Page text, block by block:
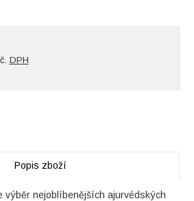
DPH
Popis zboží
výběr nejoblíbenějších ajurvédských